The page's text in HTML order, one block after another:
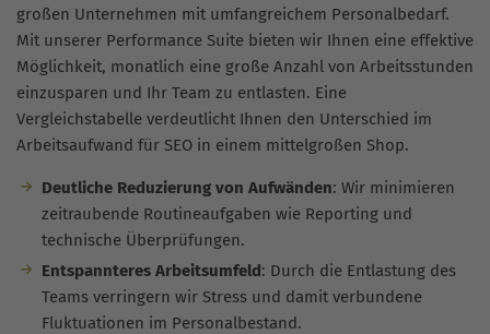
großen Unternehmen mit umfangreichem Personalbedarf.
Mit unserer Performance Suite bieten wir Ihnen eine effektive
Möglichkeit, monatlich eine große Anzahl von Arbeitsstunden
einzusparen und Ihr Team zu entlasten. Eine
Vergleichstabelle verdeutlicht Ihnen den Unterschied im
Arbeitsaufwand für SEO in einem mittelgroßen Shop.
Deutliche Reduzierung von Aufwänden: Wir minimieren
zeitraubende Routineaufgaben wie Reporting und
technische Überprüfungen.
Entspannteres Arbeitsumfeld: Durch die Entlastung des
Teams verringern wir Stress und damit verbundene
Fluktuationen im Personalbestand.